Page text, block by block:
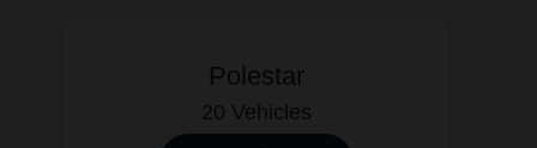
Polestar
20 Vehicles